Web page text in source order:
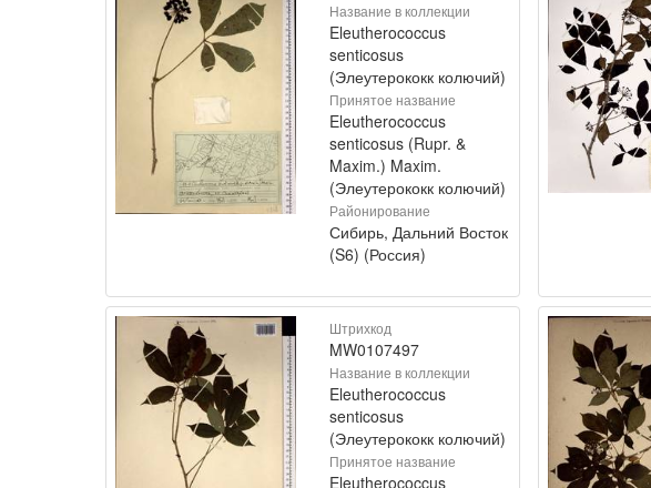
Название в коллекции
Eleutherococcus
senticosus
(Элеутерококк колючий)
Принятое название
Eleutherococcus
senticosus (Rupr. &
Maxim.) Maxim.
(Элеутерококк колючий)
Районирование
Сибирь, Дальний Восток
(S6) (Россия)
Штрихкод
MW0107497
Название в коллекции
Eleutherococcus
senticosus
(Элеутерококк колючий)
Принятое название
Eleutherococcus